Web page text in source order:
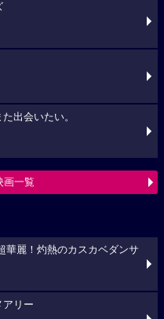
出会いたい。
画一覧
華麗！灼熱のカスカベダンサ
アリー